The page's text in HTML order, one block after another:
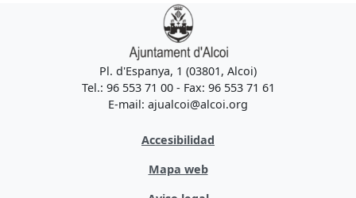
Pl. d'Espanya, 1 (03801, Alcoi)
Tel.: 96 553 71 00 - Fax: 96 553 71 61
E-mail: ajualcoi@alcoi.org
Accesibilidad
Mapa web